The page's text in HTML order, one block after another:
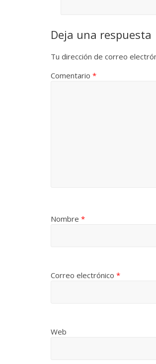
Deja una respuesta
Tu dirección de correo
Comentario *
Nombre *
Correo electrónico *
Web